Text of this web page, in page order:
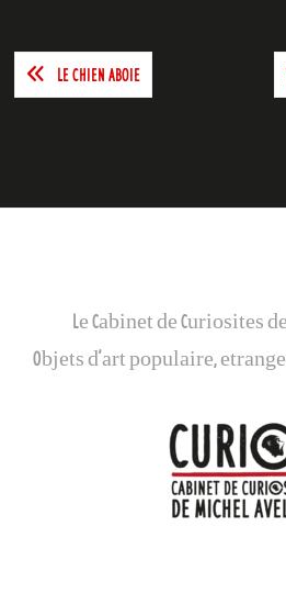
Navigation
de
LE CHIEN ABOIE
Le Cabinet de Curiosites
Objets d’art populaire,